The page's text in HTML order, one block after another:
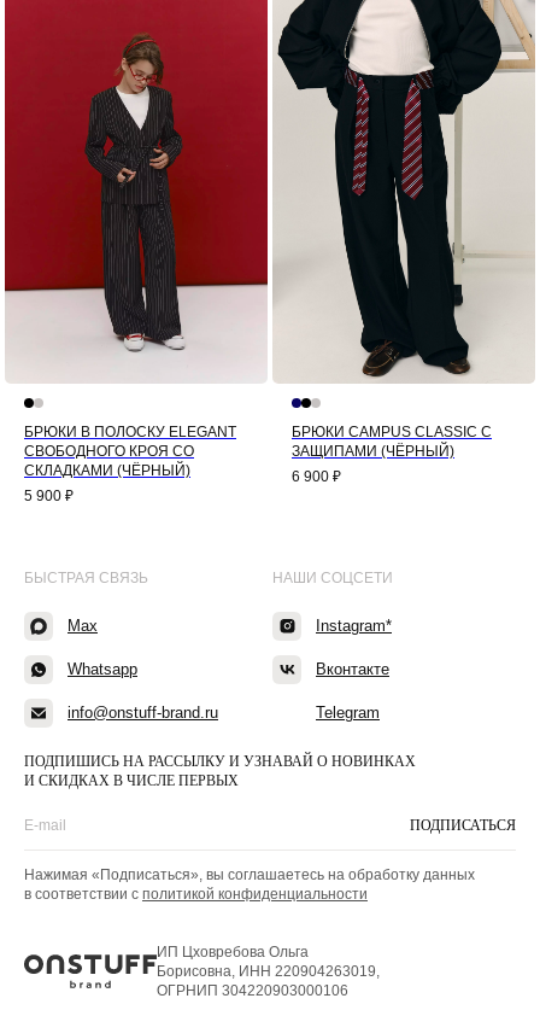
БРЮКИ В ПОЛОСКУ ELEGANT
СВОБОДНОГО КРОЯ СО
СКЛАДКАМИ (ЧЁРНЫЙ)
5 900 ₽
БРЮКИ CAMPUS CLASSIC С
ЗАЩИПАМИ (ЧЁРНЫЙ)
6 900 ₽
ПОДПИШИСЬ НА РАССЫЛКУ И УЗНАВАЙ О НОВИНКАХ
И СКИДКАХ В ЧИСЛЕ ПЕРВЫХ
ПОДПИСАТЬСЯ
Нажимая «Подписаться», вы соглашаетесь на обработку данных
в соответствии с политикой конфиденциальности
БЫСТРАЯ СВЯЗЬ
Max
Whatsapp
info@onstuff-brand.ru
НАШИ СОЦСЕТИ
Instagram*
Вконтакте
Telegram
ИП Цховребова Ольга
Борисовна, ИНН 220904263019,
ОГРНИП 304220903000106